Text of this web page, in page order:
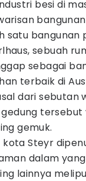
besi di
satu
sebuah
sebagai
terbaik di
dari sebutan
gemuk.
kota Steyr
dalam
lainnya